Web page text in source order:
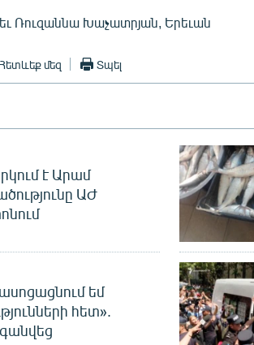
եւ Ռուզաննա Խաչատրյան, Երեւան
Հետևեք մեզ Տպել
է Արամ
ԱԺ
եմ
հետ».